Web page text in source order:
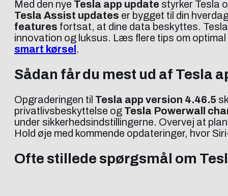
Med den nye Tesla app update styrker Tesla
Tesla Assist updates er bygget til din
features fortsat, at dine data beskyttes.
innovation og luksus. Læs flere tips om
smart kørsel.
Sådan får du mest ud af Tesla
Opgraderingen til Tesla app version 4.46.5
privatlivsbeskyttelse og Tesla Powerwall
under sikkerhedsindstillingerne. Overvej at
Hold øje med kommende opdateringer, hvor
Ofte stillede spørgsmål om